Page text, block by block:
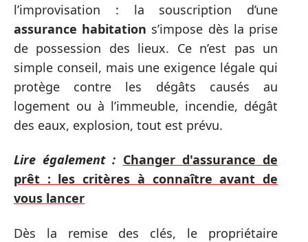
l’improvisation : la souscription d’une
assurance habitation s’impose dès la prise
de possession des lieux. Ce n’est pas un
simple conseil, mais une exigence légale qui
protège contre les dégâts causés au
logement ou à l’immeuble, incendie, dégât
des eaux, explosion, tout est prévu.
Lire également : Changer d'assurance de
prêt : les critères à connaître avant de
vous lancer
Dès la remise des clés, le propriétaire